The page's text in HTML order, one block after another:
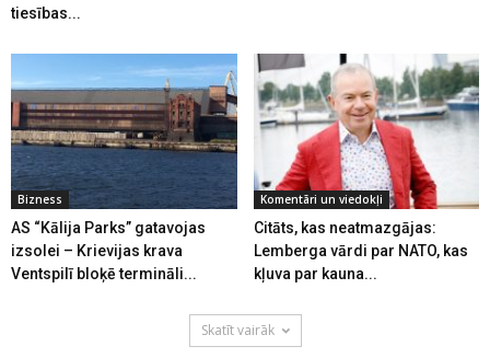
tiesības...
Bizness
AS “Kālija Parks” gatavojas
izsolei – Krievijas krava
Ventspilī bloķē termināli...
Komentāri un viedokļi
Citāts, kas neatmazgājas:
Lemberga vārdi par NATO, kas
kļuva par kauna...
Skatīt vairāk